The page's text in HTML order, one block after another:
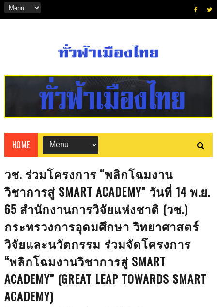
HOME
วช. ร่วมโครงการ “พลิกโฉมงาน
วิชาการสู่ SMART ACADEMY” วันที่ 14 พ.ย.
65 สำนักงานการวิจัยแห่งชาติ (วช.)
กระทรวงการอุดมศึกษา วิทยาศาสตร์
วิจัยและนวัตกรรม ร่วมจัดโครงการ
“พลิกโฉมงานวิชาการสู่ SMART
ACADEMY” (GREAT LEAP TOWARDS SMART
ACADEMY)